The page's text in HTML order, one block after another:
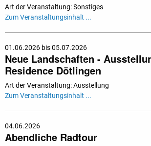
Art der Veranstaltung: Sonstiges
Zum Veranstaltungsinhalt ...
01.06.2026 bis 05.07.2026
Neue Landschaften -
Residence Dötlingen
Art der Veranstaltung: Ausstellung
Zum Veranstaltungsinhalt ...
04.06.2026
Abendliche Radtour